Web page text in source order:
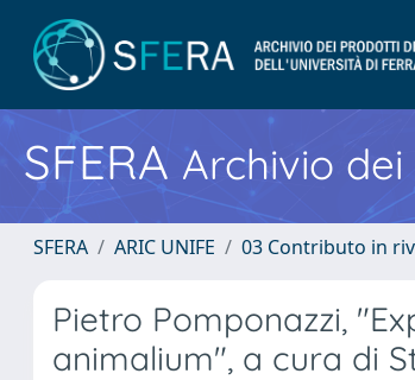
SFERA Archivio
SFERA ARIC UNIFE 03 Contributo in
Pietro Pomponazzi,
animalium", a cura di